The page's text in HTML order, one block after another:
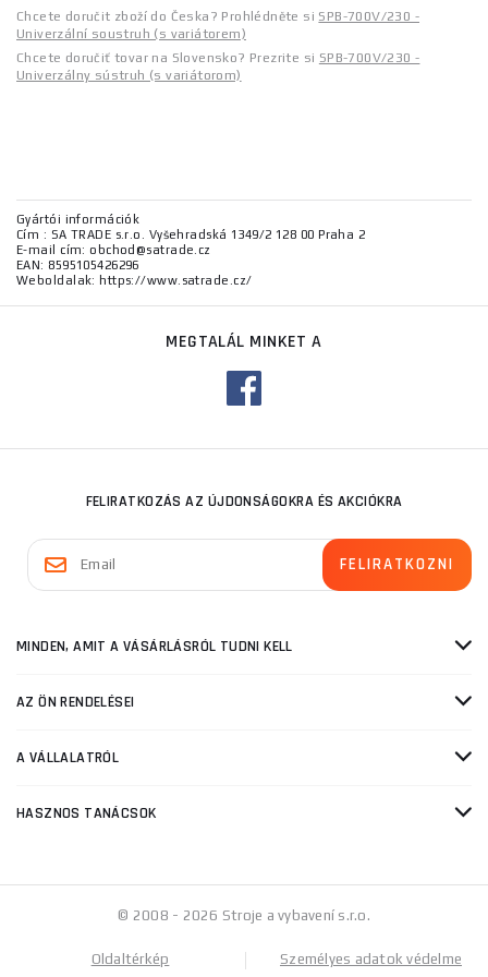
Chcete doručit zboží do Česka? Prohlédněte si SPB-700V/230 -
Univerzální soustruh (s variátorem)
Chcete doručiť tovar na Slovensko? Prezrite si SPB-700V/230 -
Univerzálny sústruh (s variátorom)
Gyártói információk
Cím : SA TRADE s.r.o. Vyšehradská 1349/2 128 00 Praha 2
E-mail cím: obchod@satrade.cz
EAN: 8595105426296
Weboldalak: https://www.satrade.cz/
MEGTALÁL MINKET A
FELIRATKOZÁS AZ ÚJDONSÁGOKRA ÉS AKCIÓKRA
MINDEN, AMIT A VÁSÁRLÁSRÓL TUDNI KELL
AZ ÖN RENDELÉSEI
A VÁLLALATRÓL
HASZNOS TANÁCSOK
© 2008 - 2026 Stroje a vybavení s.r.o.
Oldaltérkép Személyes adatok védelme